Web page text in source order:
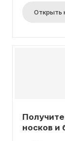
акциях.
совершить
Открыть
носков и